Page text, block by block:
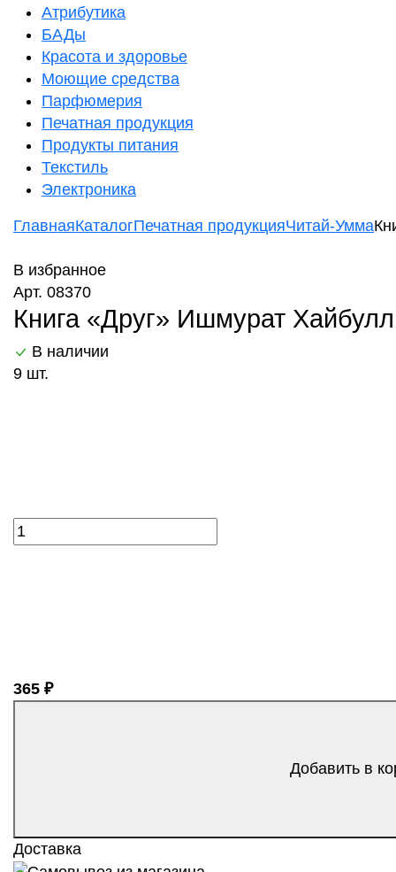
Атрибутика
БАДы
Красота и здоровье
Моющие средства
Парфюмерия
Печатная продукция
Продукты питания
Текстиль
Электроника
ГлавнаяКаталогПечатная продукцияЧитай-Умма
В избранное
Арт. 08370
Книга «Друг» Ишмурат
В наличии
9 шт.
365 ₽
Добавить в
Доставка